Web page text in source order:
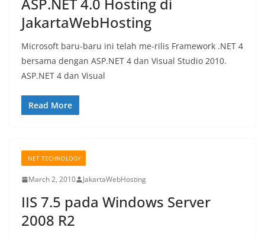
ASP.NET 4.0 Hosting di
JakartaWebHosting
Microsoft baru-baru ini telah me-rilis Framework .NET 4
bersama dengan ASP.NET 4 dan Visual Studio 2010.
ASP.NET 4 dan Visual
Read More
.NET TECHNOLOGY
March 2, 2010 JakartaWebHosting
IIS 7.5 pada Windows Server
2008 R2